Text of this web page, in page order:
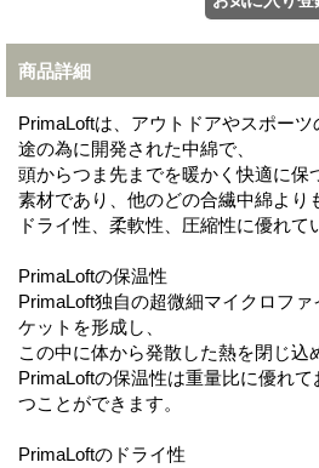
商品詳細
PrimaLoftは、アウトドアやスポー
途の為に開発された中綿で、
頭からつま先までを暖かく快適に保
素材であり、他のどの合繊中綿より
ドライ性、柔軟性、圧縮性に優れて
PrimaLoftの保温性
PrimaLoft独自の超微細マイクロフ
ケットを形成し、
この中に体から発散した熱を閉じ込
PrimaLoftの保温性は重量比に優れ
つことができます。
PrimaLoftのドライ性